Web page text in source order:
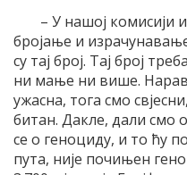
– У нашој комисији
бројање и
су тај број. Тај број
ни мање ни више.
ужасна, тога смо
битан. Дакле, дали смо
се о геноциду, и то ћу
пута, није почињен